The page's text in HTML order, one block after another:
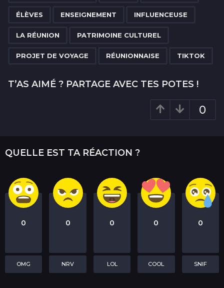
o
ÉLÈVES ENSEIGNEMENT INFLUENCEUSE
LA RÉUNION PATRIMOINE CULTUREL
PROJET DE VOYAGE RÉUNIONNAISE TIKTOK
T’AS AIMÉ ? PARTAGE AVEC TES POTES !
0
QUELLE EST TA RÉACTION ?
0
OMG
0
NRV
0
LOL
0
COOL
0
SNIF